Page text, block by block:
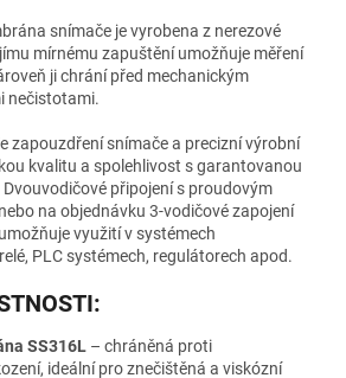
snímače je vyrobena z nerezové
mírnému zapuštění umožňuje měření
ji chrání před mechanickým
nečistotami.
zapouzdření snímače a precizní výrobní
kvalitu a spolehlivost s garantovanou
připojení s proudovým
na objednávku 3-vodičové zapojení
využití v systémech
PLC systémech, regulátorech apod.
SS316L – chráněná proti
ideální pro znečištěná a viskózní